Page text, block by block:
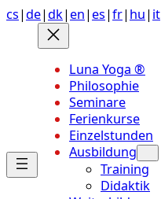
Anchor
Zum
Inhalt
springen
cs|de|dk| en| es|fr| hu| it
Luna Yoga ®
Philosophie
Seminare
Ferienkurse
Einzelstunden
Ausbildung
Training
Didaktik